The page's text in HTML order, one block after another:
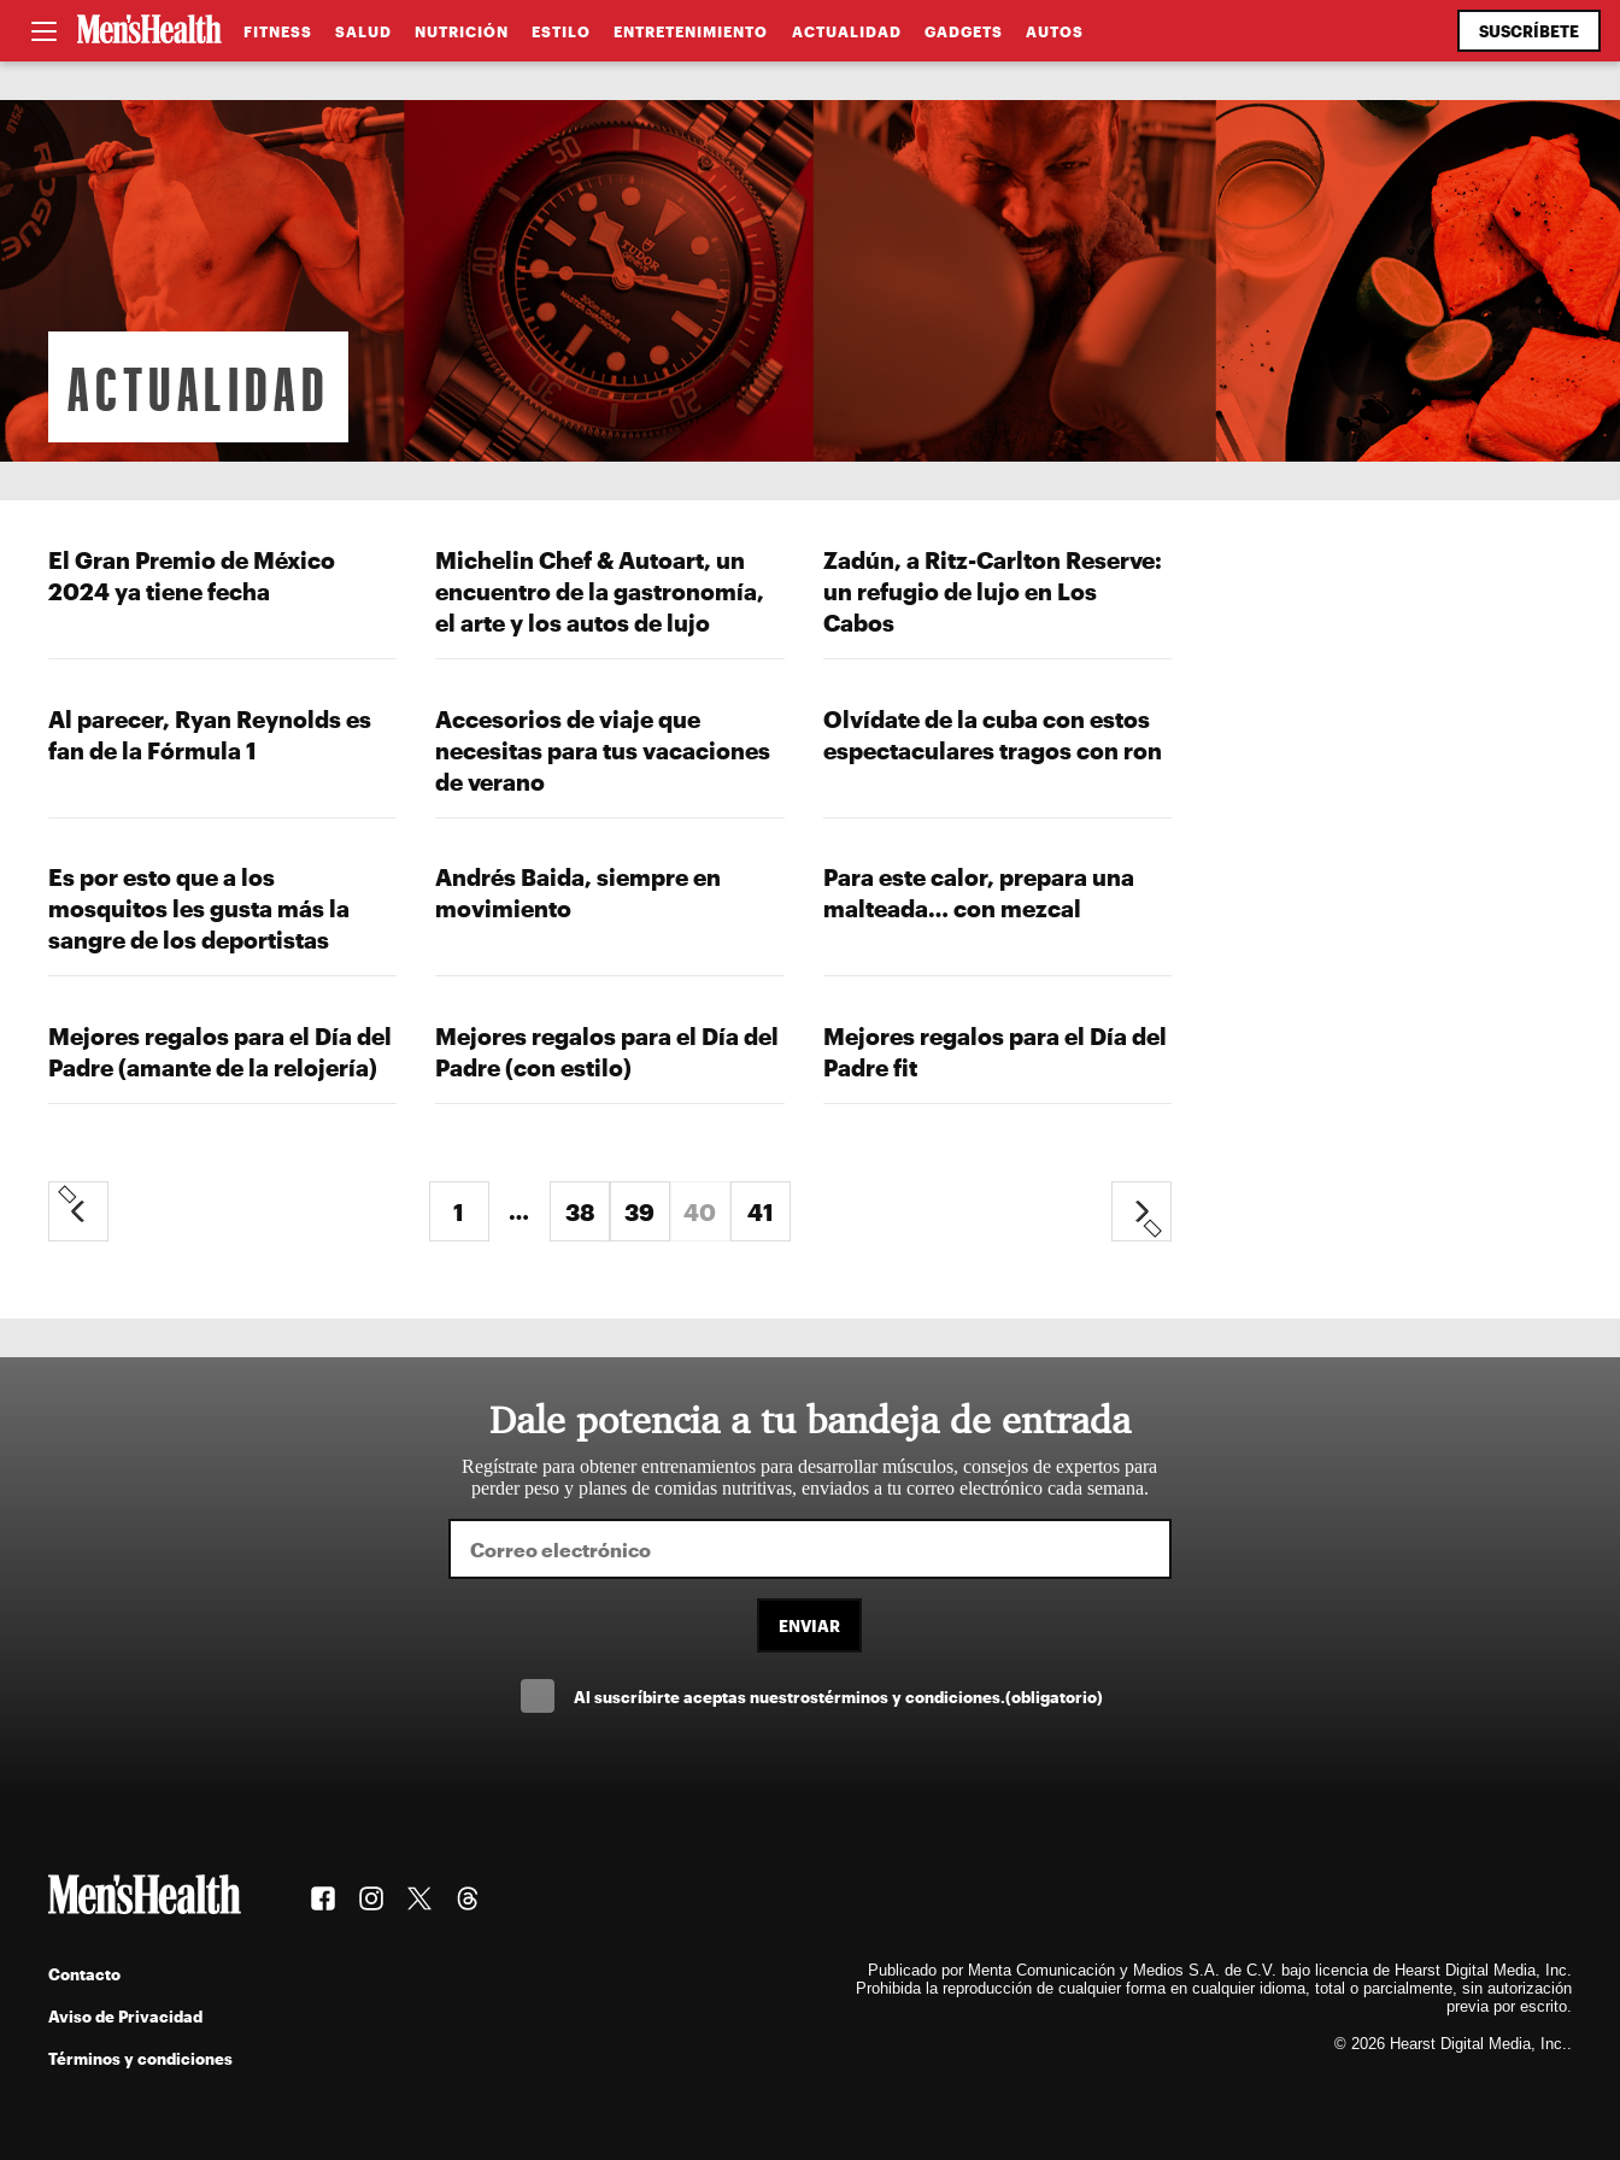
FITNESS SALUD NUTRICIÓN ESTILO ENTRETENIMIENTO ACTUALIDAD GADGETS AUTOS SUSCRÍBETE
ACTUALIDAD
El Gran Premio de México
2024 ya tiene fecha
Michelin Chef & Autoart, un
encuentro de la gastronomía,
el arte y los autos de lujo
Zadún, a Ritz-Carlton Reserve:
un refugio de lujo en Los
Cabos
Al parecer, Ryan Reynolds es
fan de la Fórmula 1
Accesorios de viaje que
necesitas para tus vacaciones
de verano
Olvídate de la cuba con estos
espectaculares tragos con ron
Es por esto que a los
mosquitos les gusta más la
sangre de los deportistas
Andrés Baida, siempre en
movimiento
Para este calor, prepara una
malteada… con mezcal
Mejores regalos para el Día del
Padre (amante de la relojería)
Mejores regalos para el Día del
Padre (con estilo)
Mejores regalos para el Día del
Padre fit
1 … 38 39 40 41
Siguiente »
Dale potencia a tu bandeja de entrada
Regístrate para obtener entrenamientos para desarrollar músculos, consejos de expertos para
perder peso y planes de comidas nutritivas, enviados a tu correo electrónico cada semana.
ENVIAR
Al suscríbirte aceptas nuestrostérminos y condiciones .(obligatorio)
Contacto
Aviso de Privacidad
Términos y condiciones
Publicado por Menta Comunicación y Medios S.A. de C.V. bajo licencia de Hearst Digital Media, Inc.
Prohibida la reproducción de cualquier forma en cualquier idioma, total o parcialmente, sin autorización
previa por escrito.
© 2026 Hearst Digital Media, Inc..